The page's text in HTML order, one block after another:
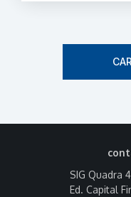
SIG Quadra
Ed. Capital